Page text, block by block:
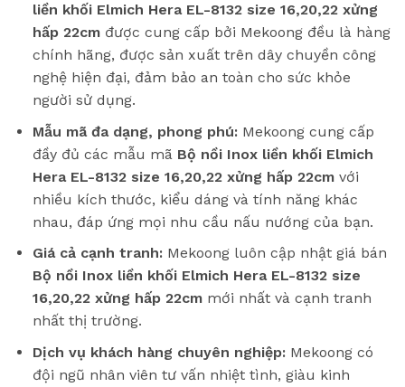
liền khối Elmich Hera EL-8132 size 16,20,22 xửng
hấp 22cmđược cung cấp bởi Mekoong đều là hàng
chính hãng, được sản xuất trên dây chuyền công
nghệ hiện đại, đảm bảo an toàn cho sức khỏe
người sử dụng.
Mẫu mã đa dạng, phong phú:Mekoong cung cấp
đầy đủ các mẫu mã Bộ nồi Inox liền khối Elmich
Hera EL-8132 size 16,20,22 xửng hấp 22cmvới
nhiều kích thước, kiểu dáng và tính năng khác
nhau, đáp ứng mọi nhu cầu nấu nướng của bạn.
Giá cả cạnh tranh:Mekoong luôn cập nhật giá bán
Bộ nồi Inox liền khối Elmich Hera EL-8132 size
16,20,22 xửng hấp 22cmmới nhất và cạnh tranh
nhất thị trường.
Dịch vụ khách hàng chuyên nghiệp:Mekoong có
đội ngũ nhân viên tư vấn nhiệt tình, giàu kinh